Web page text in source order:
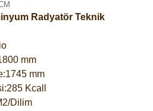
Radyatör Teknik
mm
mm
Kcall
Dilim